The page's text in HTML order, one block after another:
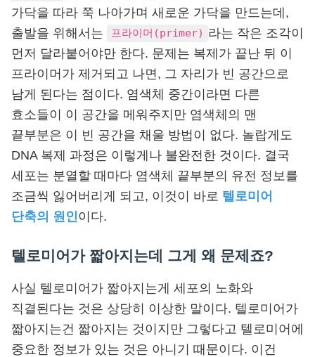
가닥을 따라 쭉 나아가며 새로운 가닥을 만드는데,
출발을 위해서는
프라이머(primer) 라는 작은 조각이
먼저 달라붙어야만 한다. 문제는 복제가 끝난 뒤 이
프라이머가 제거되고 나면, 그 자리가 빈 공간으로
남게 된다는 점이다. 염색체 중간이라면 다른
효소들이 이 공간을 메워주지만 염색체의 맨
끝부분은 이 빈 공간을 채울 방법이 없다. 놀랍게도
DNA 복제 과정은 이렇게나 불완전한 것이다. 결국
세포는 분열할 때마다 염색체 끝부분의 유전 정보를
조금씩 잃어버리게 되고, 이것이 바로 텔로미어
단축의 원인이다.
텔로미어가 짧아지는데 그게 왜 문제죠?
사실 텔로미어가 짧아지는게 세포의 노화와
직결된다는 것은 상당히 이상한 말이다. 텔로미어가
짧아지는건 짧아지는 것이지만 그렇다고 텔로미어에
중요한 정보가 있는 것은 아니기 때문이다. 이건